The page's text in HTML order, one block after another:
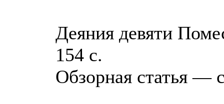
Деяния девяти
154 с.
Обзорная статья —